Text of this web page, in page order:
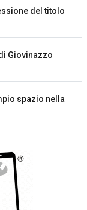
del titolo
Giovinazzo
spazio nella